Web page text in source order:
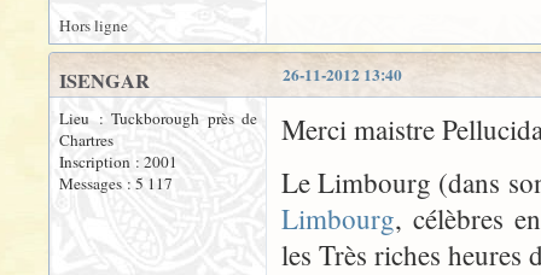
Hors ligne
26-11-2012 13:40
ISENGAR
Lieu : Tuckborough près de
Chartres
Inscription : 2001
Messages : 5 117
Merci maistre
Le Limbourg (dans
Limbourg, célèbres
les Très riches heures